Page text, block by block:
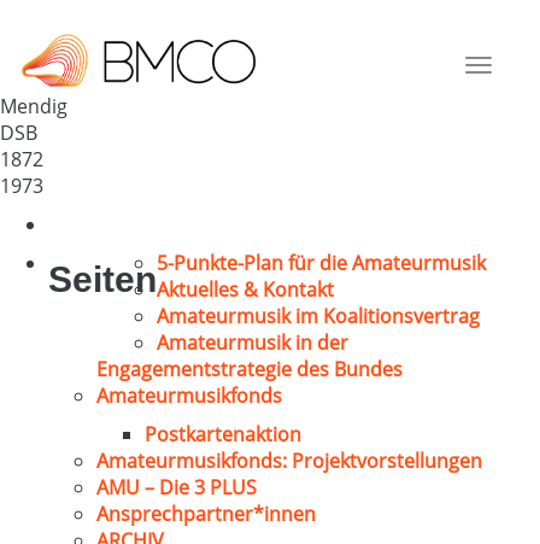
Toggle
Deutschland
56743
Mendig
DSB
1872
1973
Seiten5-Punkte-Plan für die Amateurmusik
Aktuelles & Kontakt
Amateurmusik im Koalitionsvertrag
Amateurmusik in der
Engagementstrategie des Bundes
Amateurmusikfonds
Postkartenaktion
Amateurmusikfonds: Projektvorstellungen
AMU – Die 3 PLUS
Ansprechpartner*innen